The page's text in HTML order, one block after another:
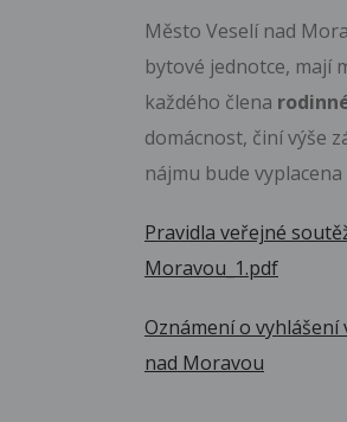
Město Veselí nad
bytové jednotce, mají
každého člena
domácnost, činí výše
nájmu bude
Pravidla veřejné
Moravou_1.pdf
Oznámení o
nad Moravou